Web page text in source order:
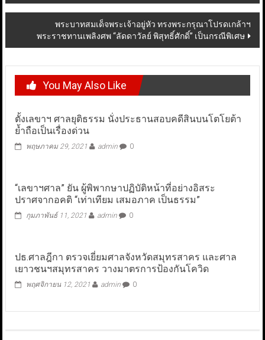
พระบาทสมเด็จพระเจ้าอยู่หัว ทรงพระกรุณาโปรดเกล้าฯ
พระราชทานเพลิงศพ “ลัดดาวัลย์ พิสุทธิ์ศักดิ์” เป็นกรณีพิเศษ
You May Also Like
ตั้งเลขาฯ ศาลยุติธรรม นั่งประธานสอบคดีสินบนโตโยต้า
ย้ำถือเป็นเรื่องด่วน
พฤษภาคม 29, 2021 admin 0
“เลขาฯศาล” ยัน ผู้พิพากษาปฏิบัติหน้าที่อย่างอิสระ
ปราศจากอคติ “เท่าเทียม เสมอภาค เป็นธรรม”
กุมภาพันธ์ 11, 2021 admin 0
ปธ.ศาลฎีกา ตรวจเยี่ยมศาลจังหวัดสมุทรสาคร และศาล
เยาวชนฯสมุทรสาคร วางมาตรการป้องกันโควิด
พฤศจิกายน 12, 2021 admin 0